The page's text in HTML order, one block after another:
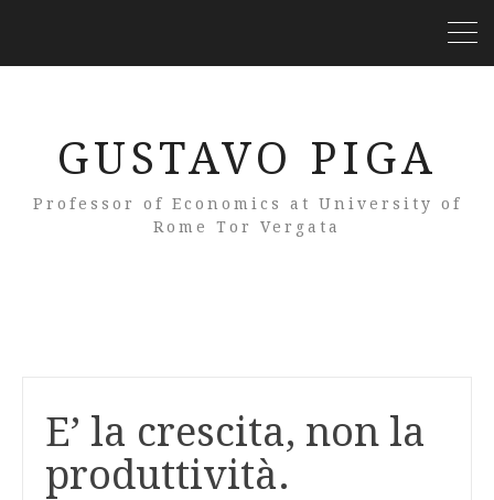
GUSTAVO PIGA
Professor of Economics at University of
Rome Tor Vergata
E’ la crescita, non la
produttività.